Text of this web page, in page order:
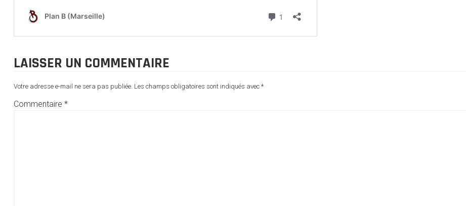
LAISSER UN COMMENTAIRE
Votre adresse e-mail ne sera pas publiée. Les champs obligatoires sont indiqués avec *
Commentaire *